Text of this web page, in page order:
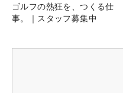
ゴルフの熱狂を、つくる仕
事。｜スタッフ募集中